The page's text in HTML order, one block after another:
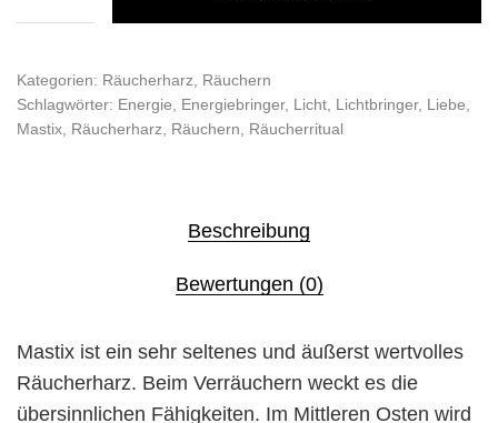
Kategorien: Räucherharz
Räuchern
Schlagwörter: Energie Energiebringer, Licht Lichtbringer, Liebe
Mastix Räucherharz Räuchern Räucherritual
Beschreibung
Bewertungen (0)
Mastix ist ein sehr seltenes und äußerst wertvolles
Räucherharz. Beim Verräuchern weckt es die
übersinnlichen Fähigkeiten. Im Mittleren Osten wird